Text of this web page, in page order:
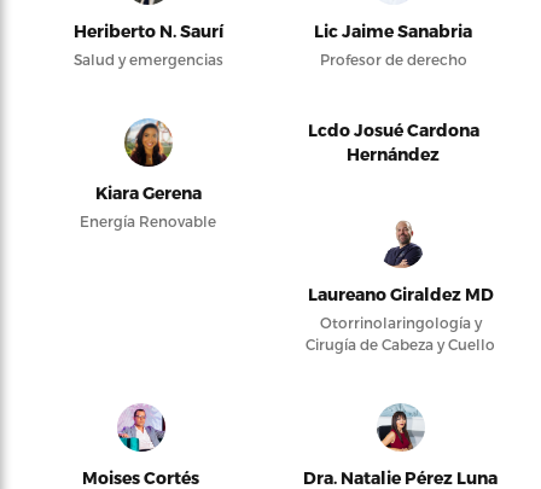
Heriberto N. Saurí
Salud y emergencias
Lic Jaime Sanabria
Profesor de derecho
Kiara Gerena
Energía Renovable
Lcdo Josué Cardona
Hernández
Laureano Giraldez MD
Otorrinolaringología y
Cirugía de Cabeza y Cuello
Moises Cortés Dra. Natalie Pérez Luna